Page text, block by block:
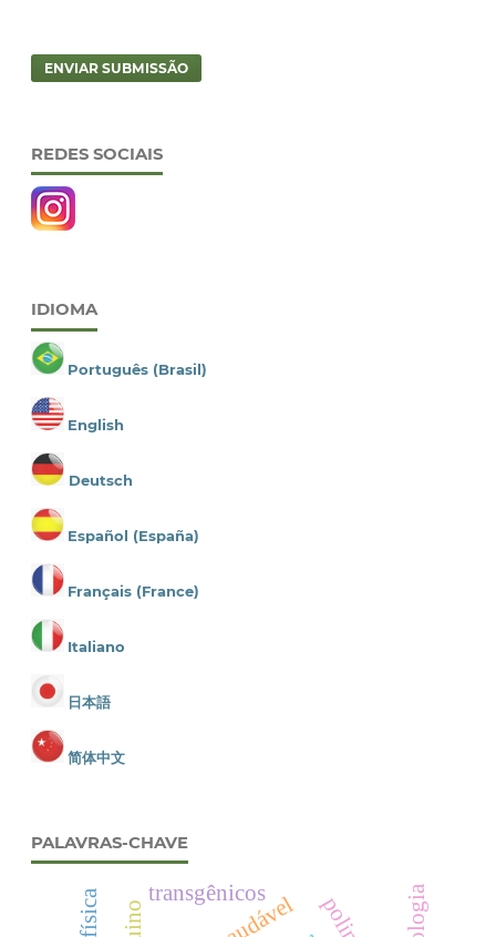
ENVIAR SUBMISSÃO
REDES SOCIAIS
IDIOMA
Português (Brasil)
English
Deutsch
Español (España)
Français (France)
Italiano
日本語
简体中文
PALAVRAS-CHAVE
transgênicos